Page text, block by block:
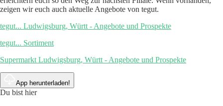
zeigen wir euch auch aktuelle Angebote von tegut.
tegut... Ludwigsburg, Württ - Angebote und Prospekte
tegut... Sortiment
Supermarkt Ludwigsburg, Württ - Angebote und Prospekte
App herunterladen!
Du bist hier